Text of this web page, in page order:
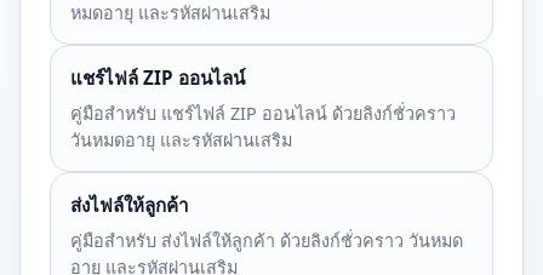
หมดอายุ และรหัสผ่านเสริม
แชร์ไฟล์ ZIP ออนไลน์
คู่มือสำหรับ แชร์ไฟล์ ZIP ออนไลน์ ด้วยลิงก์ชั่วคราว
วันหมดอายุ และรหัสผ่านเสริม
ส่งไฟล์ให้ลูกค้า
คู่มือสำหรับ ส่งไฟล์ให้ลูกค้า ด้วยลิงก์ชั่วคราว วันหมด
อายุ และรหัสผ่านเสริม